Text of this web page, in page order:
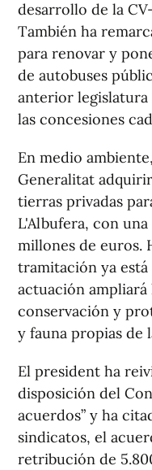
desarrollo de la
También ha
para renovar y
de autobuses
anterior legislatura
las concesiones
En medio
Generalitat
tierras privadas
L'Albufera, con
millones de euros.
tramitación ya
actuación ampliará
conservación y
y fauna propias de
El president ha
disposición del
acuerdos” y ha
sindicatos, el
retribución de